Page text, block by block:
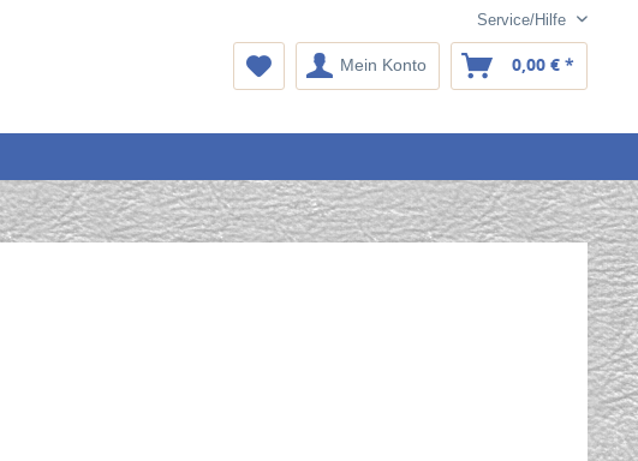
Service/Hilfe
Mein Konto 0,00 € *